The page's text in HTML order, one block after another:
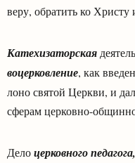
веру, обратить ко
Катехизаторская
воцерковление, как
лоно святой Церкви, и
сферам церковно-
Делоцерковного